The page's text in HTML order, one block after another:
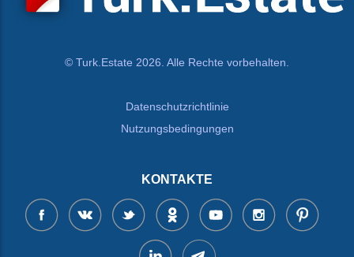
© Turk.Estate 2026. Alle Rechte vorbehalten.
Datenschutzrichtlinie
Nutzungsbedingungen
KONTAKTE